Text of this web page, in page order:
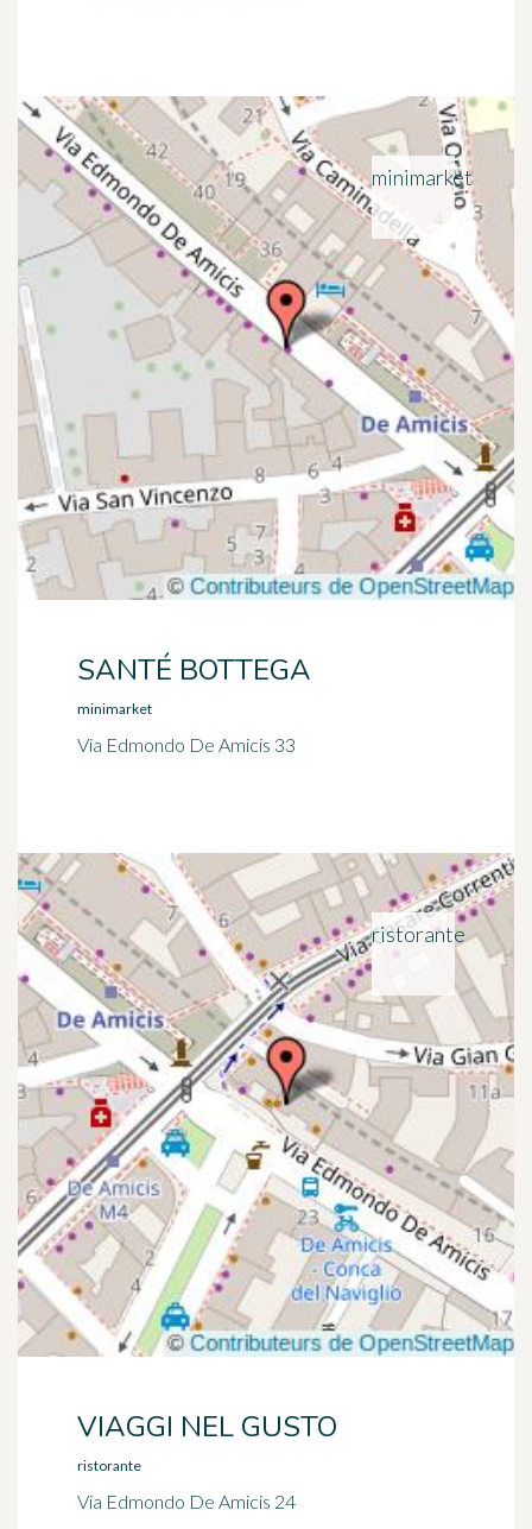
SANTÉ BOTTEGA
minimarket
Via Edmondo De Amicis 33
minimarket
VIAGGI NEL GUSTO
ristorante
Via Edmondo De Amicis 24
ristorante